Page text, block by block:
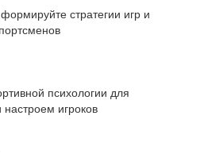
стратегии игр и
психологии для
игроков